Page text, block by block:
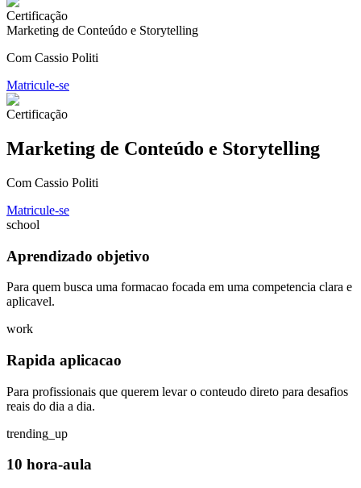
Certificação
Marketing de Conteúdo e Storytelling
Com Cassio Politi
Matricule-se
Certificação
Marketing de Conteúdo e Storytelling
Com Cassio Politi
Matricule-se
school
Aprendizado objetivo
Para quem busca uma formacao focada em uma competencia clara e
aplicavel.
work
Rapida aplicacao
Para profissionais que querem levar o conteudo direto para desafios
reais do dia a dia.
trending_up
10 hora-aula